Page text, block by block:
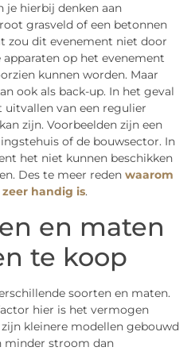
je hierbij denken aan
grasveld of een betonnen
zou dit evenement niet door
op het evenement
kunnen worden. Maar
ook als back-up. In het geval
uitvallen van een regulier
zijn. Voorbeelden zijn een
of de bouwsector. In
het niet kunnen beschikken
Des te meer reden waarom
handig is.
en maten
te koop
soorten en maten.
hier is het vermogen
kleinere modellen gebouwd
minder stroom dan